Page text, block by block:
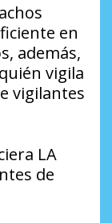
en
además,
vigila
vigilantes
LA
de